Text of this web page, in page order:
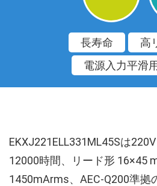
長寿命
高
電源入力平滑
EKXJ221ELL331ML45Sは
12000時間、リード形 16×45
1450mArms、AEC-Q200準拠